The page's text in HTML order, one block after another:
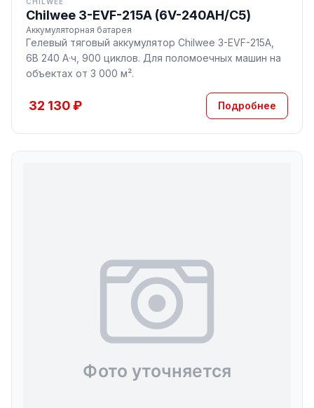
Chilwee 3-EVF-215A (6V-240AH/С5)
Аккумуляторная батарея
Гелевый тяговый аккумулятор Chilwee 3-EVF-215A,
6В 240 А·ч, 900 циклов. Для поломоечных машин на
объектах от 3 000 м².
32 130 ₽ Подробнее